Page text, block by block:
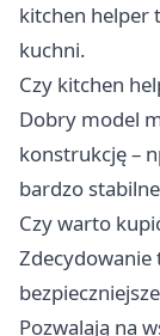
kitchen helper
kuchni.
Czy kitchen
Dobry model
konstrukcję –
bardzo
Czy warto
Zdecydowanie
Pozwalają na